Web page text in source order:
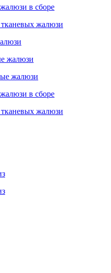
в сборе
жалюзи
жалюзи
жалюзи
в сборе
жалюзи